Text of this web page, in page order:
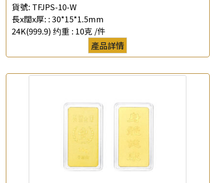
貨號: TFJPS-10-W
長x闊x厚: : 30*15*1.5mm
24K(999.9) 约重 : 10克 /件
產品詳情